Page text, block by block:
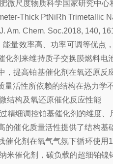
微尺度物质科学国家研究中
Thick PtNiRh Trimetallic
Am. Chem. Soc.2018, 140,
能量效率高、功率可调等优
化剂来维持质子交换膜燃料
，提高铂基催化剂在氧还原
量活性所依赖的结构在热力
结构及氧还原催化反应性能
精细调控铂基催化剂的维度
的催化质量活性提供了结构
催化剂在氧气气氛下循环使
米催化剂，碳负载的超细铂